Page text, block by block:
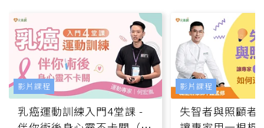
乳癌運動訓練入門4堂課 -
影片課程
失智者與照顧者
影片課程